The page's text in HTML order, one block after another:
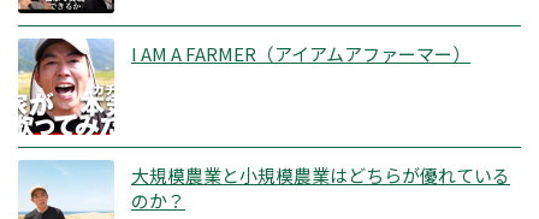
I AM A FARMER（アイアムアファーマー）
大規模農業と小規模農業はどちらが優れている
のか？